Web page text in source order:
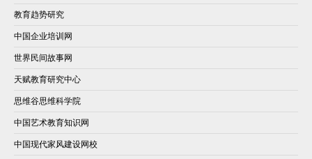
教育趋势研究
中国企业培训网
世界民间故事网
天赋教育研究中心
思维谷思维科学院
中国艺术教育知识网
中国现代家风建设网校